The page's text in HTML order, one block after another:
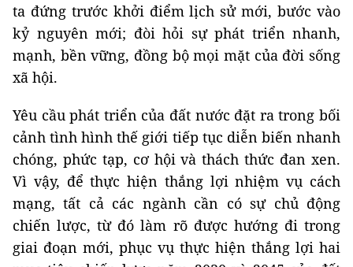
ta đứng trước khởi điểm lịch sử mới, bước vào
kỷ nguyên mới; đòi hỏi sự phát triển nhanh,
mạnh, bền vững, đồng bộ mọi mặt của đời sống
xã hội.
Yêu cầu phát triển của đất nước đặt ra trong bối
cảnh tình hình thế giới tiếp tục diễn biến nhanh
chóng, phức tạp, cơ hội và thách thức đan xen.
Vì vậy, để thực hiện thắng lợi nhiệm vụ cách
mạng, tất cả các ngành cần có sự chủ động
chiến lược, từ đó làm rõ được hướng đi trong
giai đoạn mới, phục vụ thực hiện thắng lợi hai